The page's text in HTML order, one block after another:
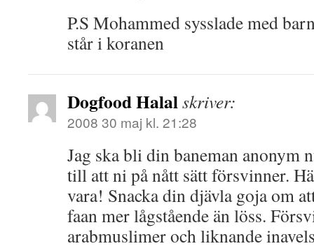
P.S Mohammed sysslade med
står i koranen
Dogfood Halalskriver:
2008 30 maj kl. 21:28
Jag ska bli din baneman anonym
till att ni på nått sätt försvinner.
vara! Snacka din djävla goja om
faan mer lågstående än löss.
arabmuslimer och liknande